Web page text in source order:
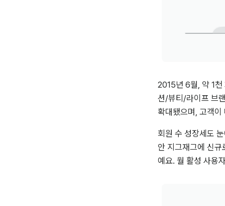
2015년 6월, 약 1
션/뷰티/라이프 브
확대됐으며, 고객
회원 수 성장세도
안 지그재그에 신
예요. 월 활성 사용